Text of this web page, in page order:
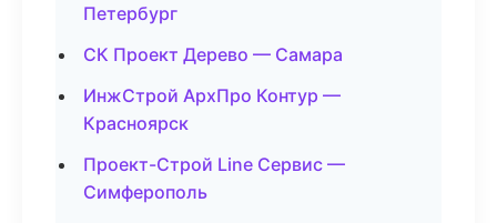
Петербург
СК Проект Дерево — Самара
ИнжСтрой АрхПро Контур —
Красноярск
Проект-Строй Line Сервис —
Симферополь